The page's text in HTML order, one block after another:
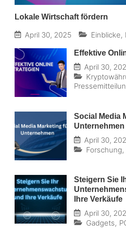
Lokale Wirtschaft fördern
April 30, 2025 Einblicke,
Effektive
April 30,
Social Media
Unternehmen
April 30,
Forschung,
Steigern Sie
Ihre Verkäufe
April 30,
Gadgets,